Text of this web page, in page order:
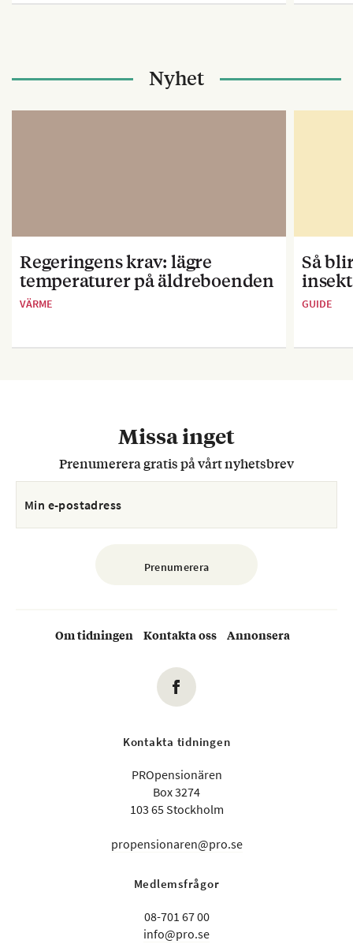
Nyhet
Regeringens krav: lägre
temperaturer på äldreboenden
VÄRME
Så
GUIDE
Missa inget
Prenumerera gratis på vårt nyhetsbrev
Om tidningen Kontakta oss Annonsera
Kontakta tidningen
PROpensionären
Box 3274
103 65 Stockholm
propensionaren@pro.se
Medlemsfrågor
08-701 67 00
info@pro.se